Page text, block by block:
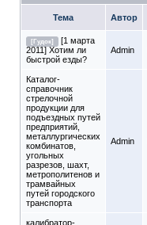
Тема Автор
[Гудок]
[1 марта
2011] Хотим ли
быстрой езды?
Admin
Каталог-
справочник
стрелочной
продукции для
подъездных путей
предприятий,
металлургических
комбинатов,
угольных
разрезов, шахт,
метрополитенов и
трамвайных
путей городского
транспорта
Admin
калибратор-